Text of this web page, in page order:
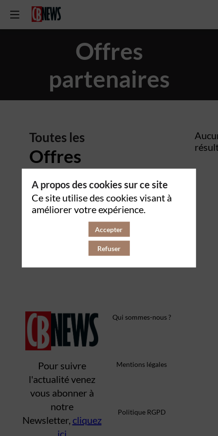
Offres
partenaires
Toutes les
Offres
partenaires
Pour suivre
l'actualité venez
vous abonner à
notre
Newsletter, cliquez
ici
Qui sommes-nous ?
Mentions légales
Politique RGPD
A propos des cookies sur ce site
Ce site utilise des cookies visant à
améliorer votre expérience.
Accepter
Refuser